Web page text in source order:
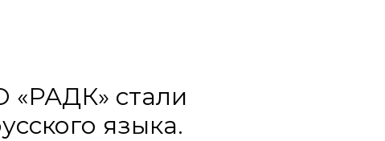
«РАДК» стали
языка.